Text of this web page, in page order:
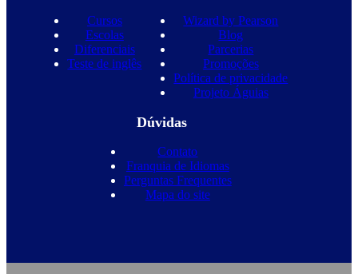
Cursos
Escolas
Diferenciais
Teste de inglês
Wizard by Pearson
Blog
Parcerias
Promoções
Política de privacidade
Projeto Águias
Dúvidas
Contato
Franquia de Idiomas
Perguntas Frequentes
Mapa do site